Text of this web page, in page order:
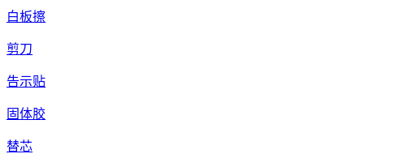
白板擦
剪刀
告示贴
固体胶
替芯